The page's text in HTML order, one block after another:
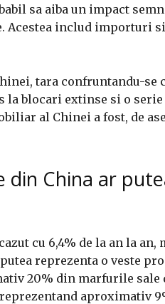
sa aiba un impact
Acestea includ importuri
tara confruntandu-se
la blocari extinse si o
al Chinei a fost, de
din China ar
cu 6,4% de la an la an,
reprezenta o veste
20% din marfurile sale
aproximativ